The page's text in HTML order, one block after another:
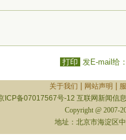
打印 发E-mail给
关于我们 网站声明
ICP备07017567号-12 互联网新闻信
Copyright @ 2007-
地址：北京市海淀区